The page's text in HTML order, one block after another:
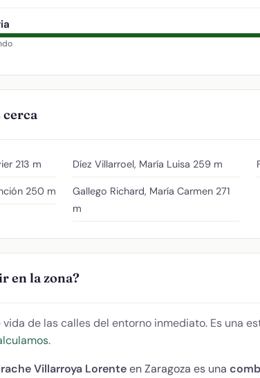
cerca
213 m
250 m
Díez Villarroel, María Luisa 259 m
Gallego Richard, María Carmen 271
m
en la zona?
de las calles del entorno inmediato. Es una
.
Villarroya Lorenteen Zaragoza es una